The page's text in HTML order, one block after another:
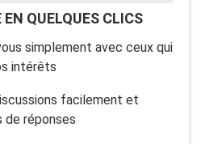
QUELQUES CLICS
simplement avec ceux qui
intérêts
facilement et
de réponses